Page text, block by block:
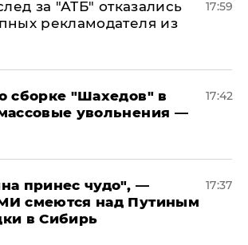
за "АТБ" отказались
рекламодателя из
17:59
сборке "Шахедов" в
увольнения —
17:42
принес чудо", —
смеются над Путиным
в Сибирь
17:37